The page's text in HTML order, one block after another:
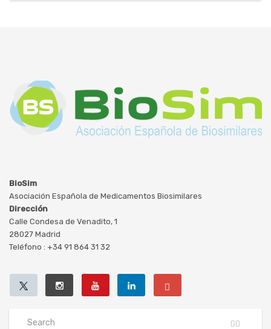
BioSim
Asociación Española de Medicamentos Biosimilares
Dirección
Calle Condesa de Venadito, 1
28027 Madrid
Teléfono : +34 91 864 31 32